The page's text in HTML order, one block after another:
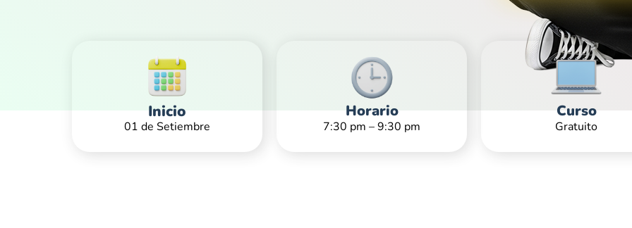
Inicio
01 de Setiembre
Horario
7:30 pm – 9:30 pm
Curso
Gratuito